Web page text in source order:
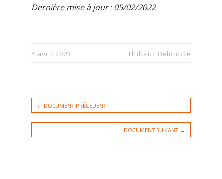
Dernière mise à jour : 05/02/2022
4 avril 2021 Thibaut Delmotte
← DOCUMENT PRÉCÉDENT
DOCUMENT SUIVANT →